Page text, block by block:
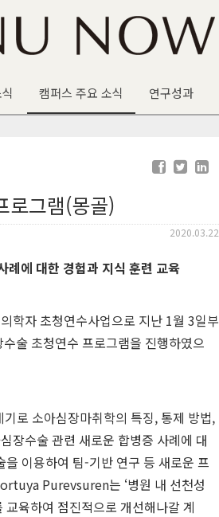
캠퍼스 주요 소식 연구성과
로그램(몽골)
2020.03.22
례에 대한 경험과 지식 훈련 교육
학자 초청연수사업으로 지난 1월 3일부
술 초청연수 프로그램을 진행하였으
로 소아심장마취학의 특징, 통제 방법,
장수술 관련 새로운 합병증 사례에 대
을 이용하여 팀-기반 연구 등 새로운 프
Purevsuren는 ‘병원 내 선천성
육하여 점진적으로 개선해나갈 계